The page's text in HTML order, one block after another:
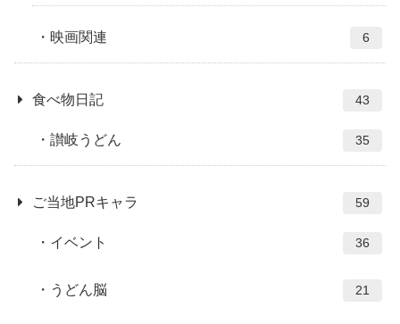
映画関連 6
食べ物日記 43
讃岐うどん 35
ご当地PRキャラ 59
イベント 36
うどん脳 21